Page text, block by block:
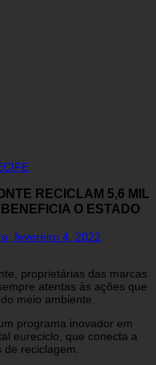
RECICLAM 5,6 MIL
O ESTADO
fevereiro 4, 2022
proprietárias das marcas
atentas às ações que
meio ambiente.
programa inovador em
eureciclo, que conecta a
reciclagem.